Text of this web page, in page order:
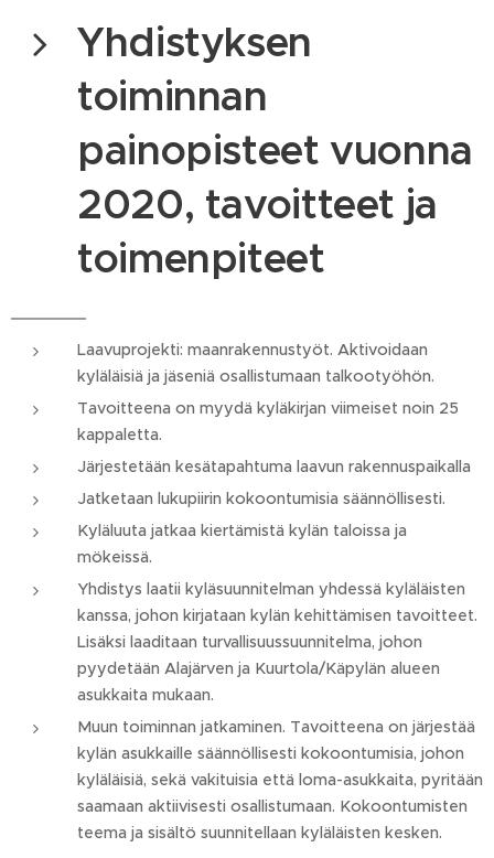
Yhdistyksen
toiminnan
painopisteet vuonna
2020, tavoitteet ja
toimenpiteet
Laavuprojekti: maanrakennustyöt. Aktivoidaan
kyläläisiä ja jäseniä osallistumaan talkootyöhön.
Tavoitteena on myydä kyläkirjan viimeiset noin 25
kappaletta.
Järjestetään kesätapahtuma laavun rakennuspaikalla
Jatketaan lukupiirin kokoontumisia säännöllisesti.
Kyläluuta jatkaa kiertämistä kylän taloissa ja
mökeissä.
Yhdistys laatii kyläsuunnitelman yhdessä kyläläisten
kanssa, johon kirjataan kylän kehittämisen tavoitteet.
Lisäksi laaditaan turvallisuussuunnitelma, johon
pyydetään Alajärven ja Kuurtola/Käpylän alueen
asukkaita mukaan.
Muun toiminnan jatkaminen. Tavoitteena on järjestää
kylän asukkaille säännöllisesti kokoontumisia, johon
kyläläisiä, sekä vakituisia että loma-asukkaita, pyritään
saamaan aktiivisesti osallistumaan. Kokoontumisten
teema ja sisältö suunnitellaan kyläläisten kesken.